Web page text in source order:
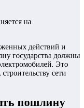
на
действий и
государства должны
Это
сети
пошлину